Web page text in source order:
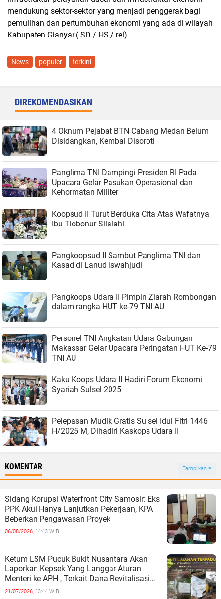
mendukung sektor-sektor yang menjadi penggerak bagi
pemulihan dan pertumbuhan ekonomi yang ada di wilayah
Kabupaten Gianyar.( SD / HS / rel)
News populer terkini
DIREKOMENDASIKAN
4 Oknum Pejabat BTN Cabang Medan Belum
Disidangkan, Kembal Disoroti
Panglima TNI Dampingi Presiden RI Pada
Upacara Gelar Pasukan Operasional dan
Kehormatan Militer
Koopsud II Turut Berduka Cita Atas Wafatnya
Ibu Tiobonur Silalahi
Pangkoopsud II Sambut Panglima TNI dan
Kasad di Lanud Iswahjudi
Pangkoops Udara II Pimpin Ziarah Rombongan
dalam rangka HUT ke-79 TNI AU
Personel TNI Angkatan Udara Gabungan
Makassar Gelar Upacara Peringatan HUT Ke-79
TNI AU
Kaku Koops Udara II Hadiri Forum Ekonomi
Syariah Sulsel 2025
Pelepasan Mudik Gratis Sulsel Idul Fitri 1446
H/2025 M, Dihadiri Kaskops Udara II
KOMENTAR Tampilkan
Sidang Korupsi Waterfront City Samosir: Eks
PPK Akui Hanya Lanjutkan Pekerjaan, KPA
Beberkan Pengawasan Proyek
06/08/2026, 14:43 WIB
Ketum LSM Pucuk Bukit Nusantara Akan
Laporkan Kepsek Yang Langgar Aturan
Menteri ke APH , Terkait Dana Revitalisasi
Sekolah
21/07/2026, 13:44 WIB